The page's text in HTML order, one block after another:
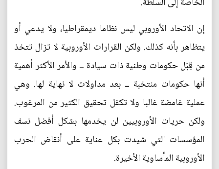
إن الاتحاد الأوروبي ليس نظاما ديمقراطيا، ولا يدعي أو
يتظاهر بأنه كذلك. ولكن القرارات الأوروبية لا تزال تتخذ
من قِبَل حكومات وطنية ذات سيادة ــ والأمر الأكثر أهمية
أنها حكومات منتخبة ــ بعد مداولات لا نهاية لها. وهي
عملية غامضة غالبا ولا تكفل تحقيق الكثير من المرغوب.
ولكن حريات الأوروبيين لن يخدمها بشكل أفضل نسف
المؤسسات التي شيدت بكل عناية على أنقاض الحرب
الأوروبية المأساوية الأخيرة.